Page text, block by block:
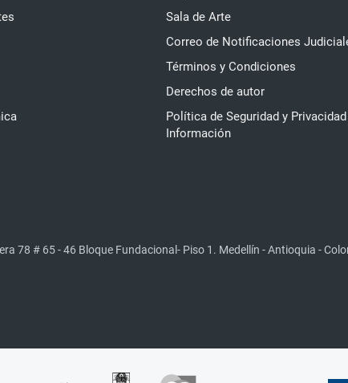
Sala de Arte
Correo de Notificaciones
Términos y Condiciones
Derechos de autor
Política de Seguridad y
Información
78 # 65 - 46 Bloque Fundacional- Piso 1. Medellín - Antioquia -